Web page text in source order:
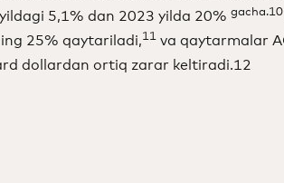
5,1% dan 2023 yilda 20% gacha.10
25% qaytariladi,11 va qaytarmalar
dollardan ortiq zarar keltiradi.12